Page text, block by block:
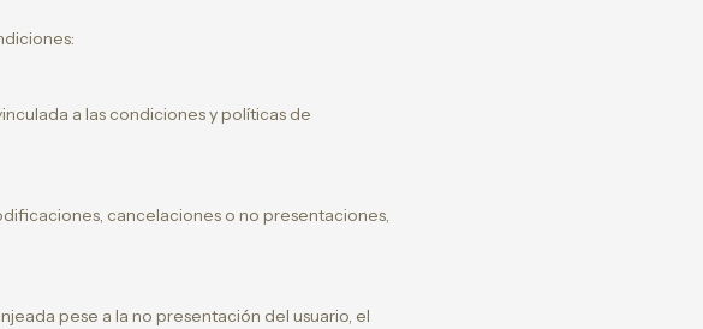
a las condiciones y políticas de
cancelaciones o no presentaciones,
pese a la no presentación del usuario, el